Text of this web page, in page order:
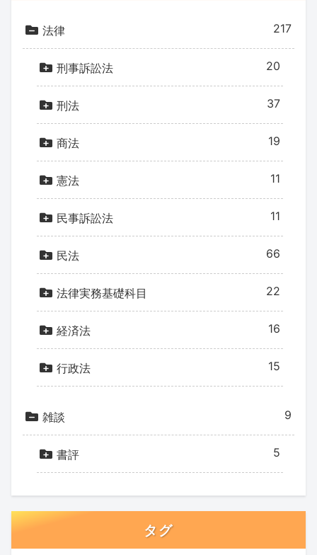
法律 217
刑事訴訟法 20
刑法 37
商法 19
憲法 11
民事訴訟法 11
民法 66
法律実務基礎科目 22
経済法 16
行政法 15
雑談 9
書評 5
タグ